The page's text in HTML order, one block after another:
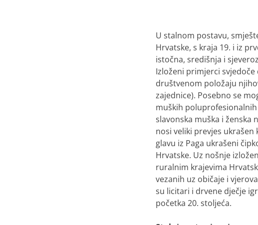
U stalnom postavu,
Hrvatske, s kraja 19. i iz
istočna, središnja i
Izloženi primjerci
društvenom položaju
zajednice). Posebno se
muških poluprofesionalnih
slavonska muška i ženska
nosi veliki prevjes
glavu iz Paga ukrašeni
Hrvatske. Uz nošnje
ruralnim krajevima
vezanih uz običaje i
su licitari i drvene dječje
početka 20. stoljeća.